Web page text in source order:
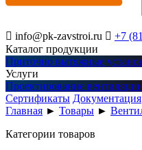
 info@pk-zavstroi.ru  +7
Каталог продукции
Приточно вытяжные
Услуги
Проектирование вентиляции
Сертификаты Документация
Главная ► Товары ►
Категории товаров